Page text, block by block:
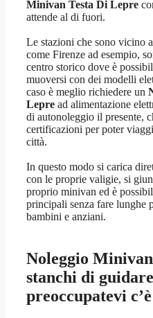
Minivan Testa Di Lepre
attende al di fuori.
Le stazioni che sono vicino
come Firenze ad esempio,
centro storico dove è
muoversi con dei modelli
caso è meglio richiedere un
Lepre ad alimentazione
di autonoleggio il presente,
certificazioni per poter
città.
In questo modo si carica
con le proprie valigie, si
proprio minivan ed è
principali senza fare lunghe
bambini e anziani.
Noleggio
stanchi di
preoccupatevi